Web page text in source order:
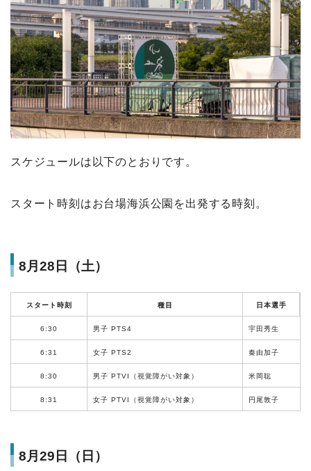
スケジュールは以下のとおりです。
スタート時刻はお台場海浜公園を出発する時刻。
8月28日（土）
スタート時刻 種目 日本選手
6:30 男子 PTS4 宇田秀生
6:31 女子 PTS2 秦由加子
8:30 男子 PTVI（視覚障がい対象） 米岡聡
8:31 女子 PTVI（視覚障がい対象） 円尾敦子
8月29日（日）